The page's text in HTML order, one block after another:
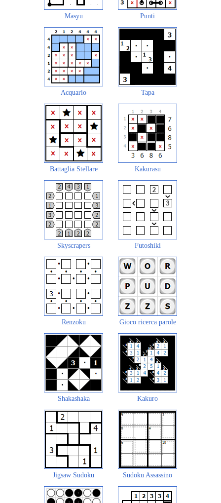
Masyu Punti
Acquario Tapa
Battaglia Stellare Kakurasu
Skyscrapers Futoshiki
Renzoku Gioco ricerca parole
Shakashaka Kakuro
Jigsaw Sudoku Sudoku Assassino